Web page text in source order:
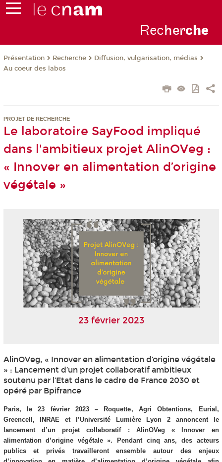
Recherche
Présentation Recherche
Diffusion, vulgarisation, médias
Au coeur des labos
PROJET DE RECHERCHE
Le laboratoire SayFood impliqué
dans l'ambitieux projet AlinOVeg :
« Innover en alimentation d’origine
végétale »
23 février 2023
AlinOVeg, « Innover en alimentation d’origine végétale
» : Lancement d’un projet collaboratif ambitieux
soutenu par l’Etat dans le cadre de France 2030 et
opéré par Bpifrance
Paris, le 23 février 2023 – Roquette, Agri Obtentions, Eurial,
Greencell, INRAE et l’Université Lumière Lyon 2 annoncent le
lancement d’un projet collaboratif : AlinOVeg « Innover en
alimentation d’origine végétale ». Pendant cinq ans, des acteurs
publics et privés travailleront ensemble autour des enjeux